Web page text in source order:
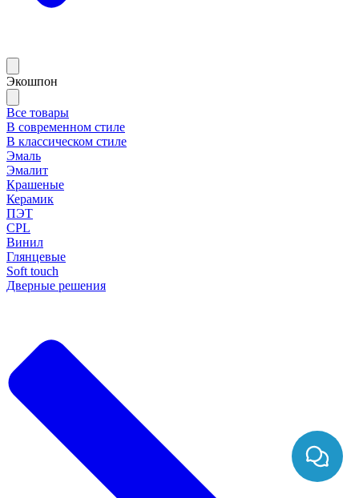
Экошпон
Все товары
В современном стиле
В классическом стиле
Эмаль
Эмалит
Крашеные
Керамик
ПЭТ
CPL
Винил
Глянцевые
Soft touch
Дверные решения